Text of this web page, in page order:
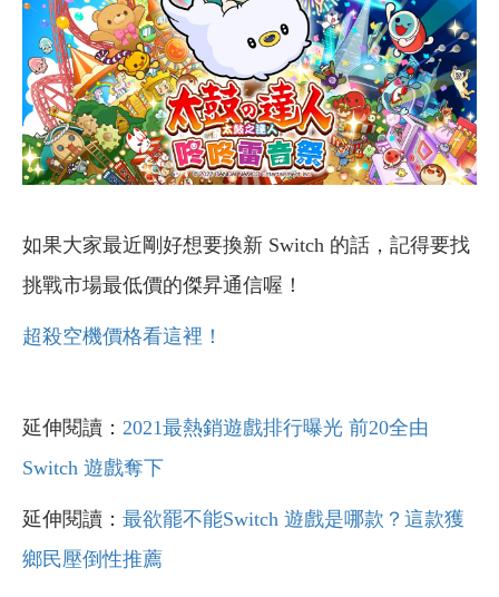
如果大家最近剛好想要換新 Switch 的話，記得要找
挑戰市場最低價的傑昇通信喔！
超殺空機價格看這裡！
延伸閱讀： 2021最熱銷遊戲排行曝光 前20全由
Switch 遊戲奪下
延伸閱讀： 最欲罷不能Switch 遊戲是哪款？這款獲
鄉民壓倒性推薦